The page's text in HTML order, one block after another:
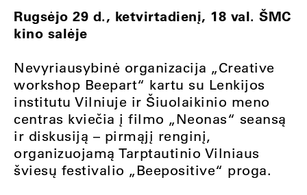
Rugsėjo 29 d., ketvirtadienį, 18 val. ŠMC
kino salėje
Nevyriausybinė organizacija „Creative
workshop Beepart“ kartu su Lenkijos
institutu Vilniuje ir Šiuolaikinio meno
centras kviečia į filmo „Neonas“ seansą
ir diskusiją – pirmąjį renginį,
organizuojamą Tarptautinio Vilniaus
šviesų festivalio „Beepositive“ proga.